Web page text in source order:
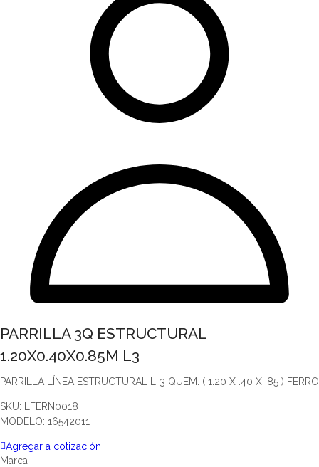
PARRILLA 3Q ESTRUCTURAL
1.20X0.40X0.85M L3
PARRILLA LÍNEA ESTRUCTURAL L-3 QUEM. ( 1.20 X .40 X .85 ) FERRO
SKU: LFERN0018
MODELO: 16542011
Agregar a cotización
Marca